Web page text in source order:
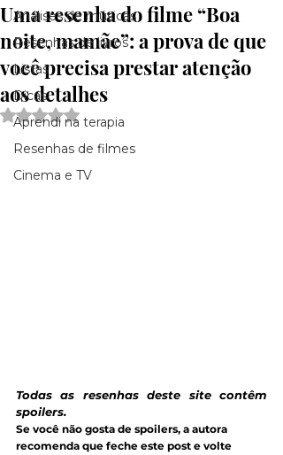
Análises de músicas
Resenhas de livros
Listas
Dicas
Aprendi na terapia
Resenhas de filmes
Cinema e TV
Uma resenha do filme “Boa
noite, mamãe”: a prova de que
você precisa prestar atenção
aos detalhes
Avaliado com NaN de 5 estrelas.
Todas as resenhas deste site contêm
spoilers.
Se você não gosta de spoilers, a autora
recomenda que feche este post e volte